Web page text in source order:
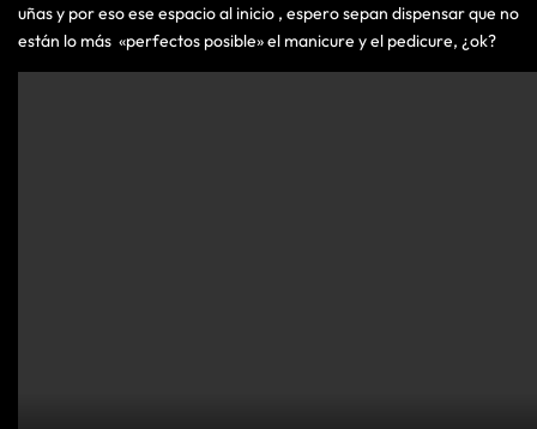
uñas y por eso ese espacio al inicio , espero sepan dispensar que no
están lo más «perfectos posible» el manicure y el pedicure, ¿ok?